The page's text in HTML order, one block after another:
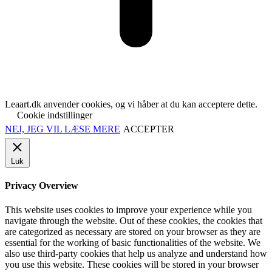
Leaart.dk anvender cookies, og vi håber at du kan acceptere dette.
Cookie indstillinger
NEJ, JEG VIL LÆSE MERE ACCEPTER
Luk
Privacy Overview
This website uses cookies to improve your experience while you
navigate through the website. Out of these cookies, the cookies that
are categorized as necessary are stored on your browser as they are
essential for the working of basic functionalities of the website. We
also use third-party cookies that help us analyze and understand how
you use this website. These cookies will be stored in your browser